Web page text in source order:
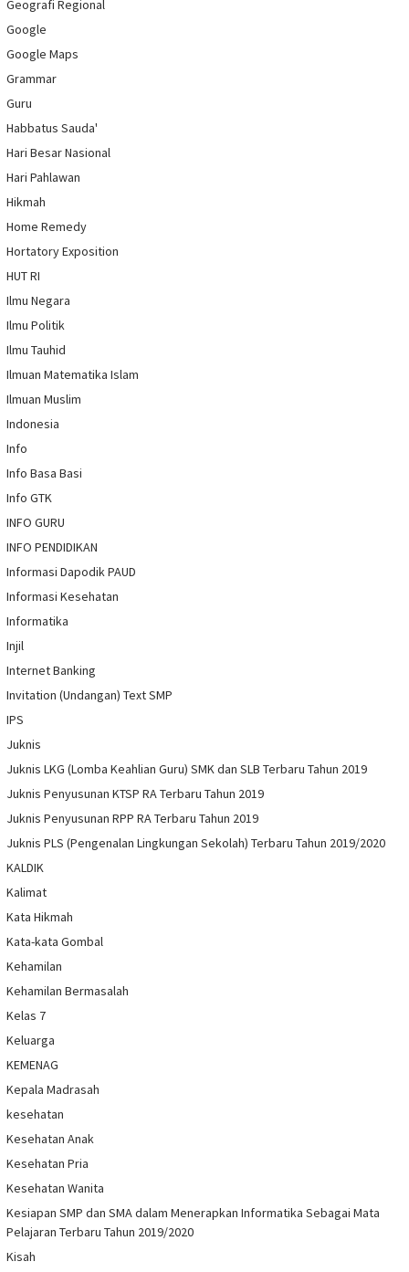
Geografi Regional
Google
Google Maps
Grammar
Guru
Habbatus Sauda'
Hari Besar Nasional
Hari Pahlawan
Hikmah
Home Remedy
Hortatory Exposition
HUT RI
Ilmu Negara
Ilmu Politik
Ilmu Tauhid
Ilmuan Matematika Islam
Ilmuan Muslim
Indonesia
Info
Info Basa Basi
Info GTK
INFO GURU
INFO PENDIDIKAN
Informasi Dapodik PAUD
Informasi Kesehatan
Informatika
Injil
Internet Banking
Invitation (Undangan) Text SMP
IPS
Juknis
Juknis LKG (Lomba Keahlian Guru) SMK dan SLB Terbaru Tahun 2019
Juknis Penyusunan KTSP RA Terbaru Tahun 2019
Juknis Penyusunan RPP RA Terbaru Tahun 2019
Juknis PLS (Pengenalan Lingkungan Sekolah) Terbaru Tahun 2019/2020
KALDIK
Kalimat
Kata Hikmah
Kata-kata Gombal
Kehamilan
Kehamilan Bermasalah
Kelas 7
Keluarga
KEMENAG
Kepala Madrasah
kesehatan
Kesehatan Anak
Kesehatan Pria
Kesehatan Wanita
Kesiapan SMP dan SMA dalam Menerapkan Informatika Sebagai Mata
Pelajaran Terbaru Tahun 2019/2020
Kisah